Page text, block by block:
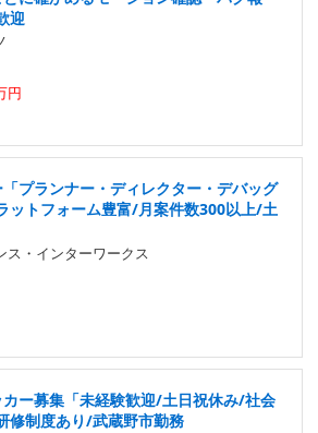
迎
円
プランナー・ディレクター・デバッグ
ットフォーム豊富/月案件数300以上/土
ス・インターワークス
ー募集「未経験歓迎/土日祝休み/社会
修制度あり/武蔵野市勤務